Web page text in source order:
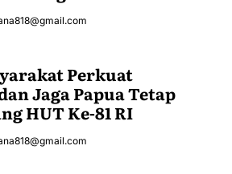
Perkuat
Jaga Papua Tetap
HUT Ke-81 RI